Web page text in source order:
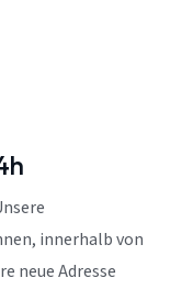
innerhalb von
neue Adresse